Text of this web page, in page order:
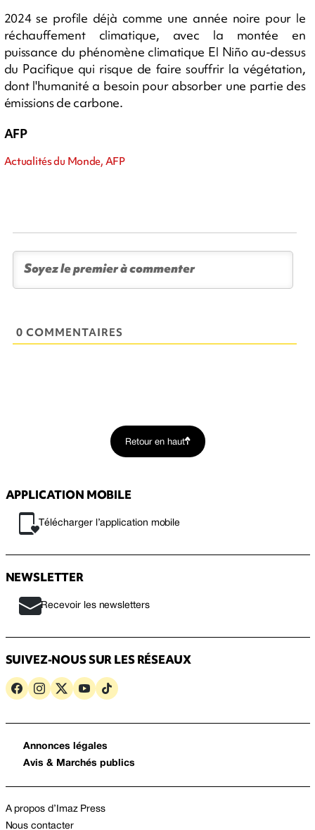
2024 se profile déjà comme une année noire pour le
réchauffement climatique, avec la montée en
puissance du phénomène climatique El Niño au-dessus
du Pacifique qui risque de faire souffrir la végétation,
dont l'humanité a besoin pour absorber une partie des
émissions de carbone.
AFP
Actualités du Monde, AFP
0 COMMENTAIRES
Retour en haut
APPLICATION MOBILE
Télécharger l’application mobile
NEWSLETTER
Recevoir les newsletters
SUIVEZ-NOUS SUR LES RÉSEAUX
Annonces légales
Avis & Marchés publics
A propos d’Imaz Press
Nous contacter